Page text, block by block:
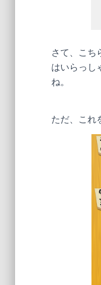
さて、こち
はいらっし
ね。
ただ、これ